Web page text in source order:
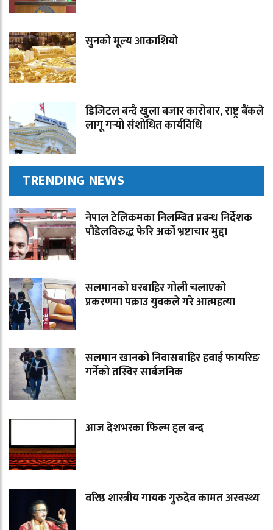
सुनको मूल्य आकाशियो
डिजिटल बन्दै खुला बजार कारोबार, राष्ट्र बैंकले
लागू गर्‍यो संशोधित कार्यविधि
TRENDING NEWS
नेपाल टेलिकमका निलम्बित प्रबन्ध निर्देशक
पौडेलविरुद्ध फेरि अर्को भ्रष्टाचार मुद्दा
सलमानको घरबाहिर गोली चलाएको
प्रकरणमा पक्राउ युवकले गरे आत्महत्या
सलमान खानको निवासबाहिर हवाई फायरिङ
गर्नेको तस्विर सार्बजनिक
आज देशभरका फिल्म हल बन्द
वरिष्ठ शास्त्रीय गायक गुरुदेव कामत अस्वस्थ्य